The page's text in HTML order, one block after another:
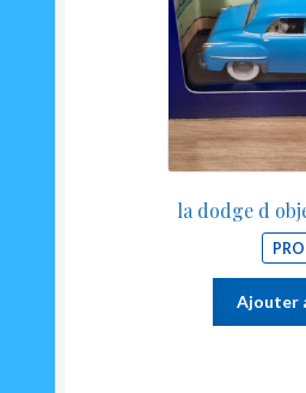
la dodge d
Ajouter